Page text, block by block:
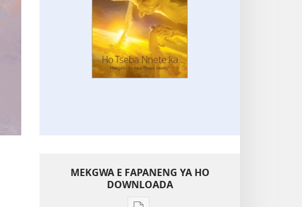
MEKGWA E FAPANENG YA HO
DOWNLOADA